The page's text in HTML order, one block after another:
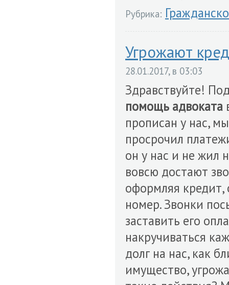
Рубрика:
Угрожают
28.01.2017, в 03:03
Здравствуйте!
помощь адвоката
прописан у нас,
просрочил
он у нас и не жил
вовсю достают
оформляя кредит,
номер. Звонки
заставить его
накручиваться
долг на нас, как
имущество,